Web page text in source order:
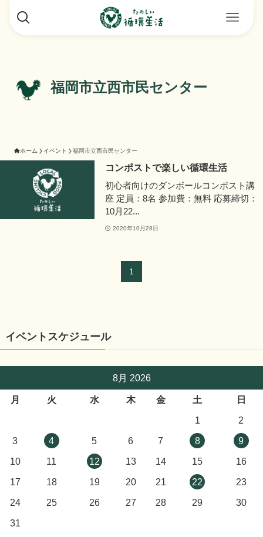
福岡市立西市民センター
ホーム イベント 福岡市立西市民センター
コンポストで楽しい循環生活
初心者向けのダンボールコンポスト講
座 定員：8名 参加費：無料 応募締切：
10月22...
2020年10月28日
1
イベントスケジュール
8月 2026
月 火 水 木 金 土
日
1
2
3
4 5 6 7 8
9
10
11 12 13 14 15
16
17
18 19 20 21 22
23
24
25 26 27 28 29
30
31